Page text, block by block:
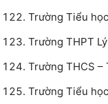
Trường Tiểu
Trường THPT
Trường THCS –
Trường Tiểu